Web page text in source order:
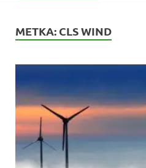
МЕТКА: CLS WIND